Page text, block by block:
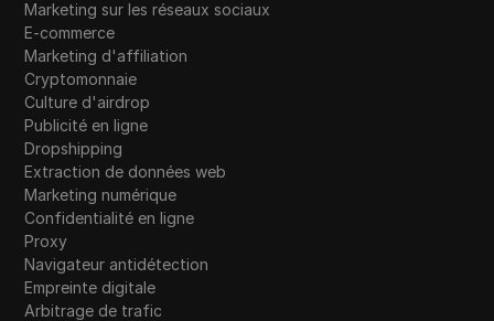
Marketing sur les réseaux sociaux
E-commerce
Marketing d'affiliation
Cryptomonnaie
Culture d'airdrop
Publicité en ligne
Dropshipping
Extraction de données web
Marketing numérique
Confidentialité en ligne
Proxy
Navigateur antidétection
Empreinte digitale
Arbitrage de trafic